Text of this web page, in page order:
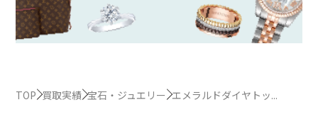
TOP 買取実績 宝石・ジュエリー エメラルドダイヤトッ...